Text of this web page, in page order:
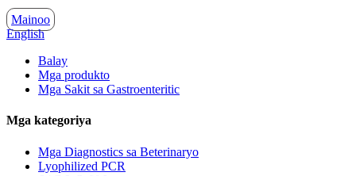
Mainoo
English
Balay
Mga produkto
Mga Sakit sa Gastroenteritic
Mga kategoriya
Mga Diagnostics sa Beterinaryo
Lyophilized PCR